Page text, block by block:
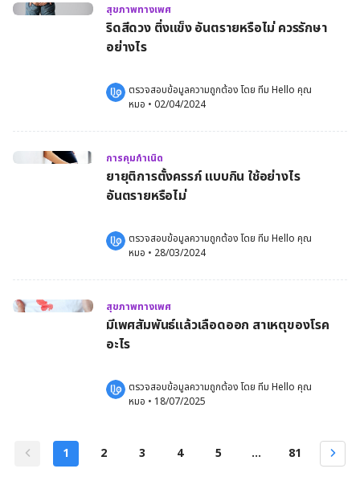
สุขภาพทางเพศ
ริดสีดวง ติ่งแข็ง อันตรายหรือไม่ ควรรักษา
อย่างไร
ตรวจสอบข้อมูลความถูกต้อง โดย ทีม Hello คุณ
หมอ • 02/04/2024
การคุมกำเนิด
ยายุติการตั้งครรภ์ แบบกิน ใช้อย่างไร
อันตรายหรือไม่
ตรวจสอบข้อมูลความถูกต้อง โดย ทีม Hello คุณ
หมอ • 28/03/2024
สุขภาพทางเพศ
มีเพศสัมพันธ์แล้วเลือดออก สาเหตุของโรค
อะไร
ตรวจสอบข้อมูลความถูกต้อง โดย ทีม Hello คุณ
หมอ • 18/07/2025
1 2 3 4 5 ... 81